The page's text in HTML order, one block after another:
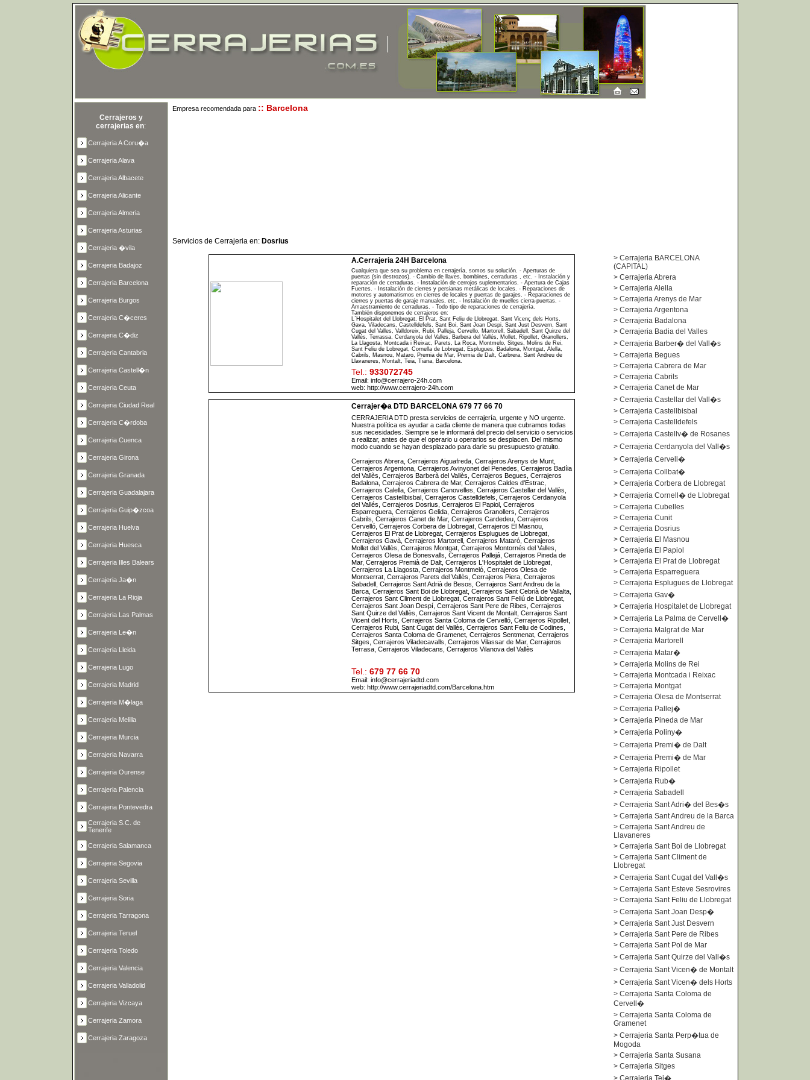
Cerrajeros y
cerrajerias en:
Cerrajeria A Coru�a
Cerrajeria Alava
Cerrajeria Albacete
Cerrajeria Alicante
Cerrajeria Almeria
Cerrajeria Asturias
Cerrajeria �vila
Cerrajeria Badajoz
Cerrajeria Barcelona
Cerrajeria Burgos
Cerrajeria C�ceres
Cerrajeria C�diz
Cerrajeria Cantabria
Cerrajeria Castell�n
Cerrajeria Ceuta
Cerrajeria Ciudad Real
Cerrajeria C�rdoba
Cerrajeria Cuenca
Cerrajeria Girona
Cerrajeria Granada
Cerrajeria Guadalajara
Cerrajeria Guip�zcoa
Cerrajeria Huelva
Cerrajeria Huesca
Cerrajeria Illes Balears
Cerrajeria Ja�n
Cerrajeria La Rioja
Cerrajeria Las Palmas
Cerrajeria Le�n
Cerrajeria Lleida
Cerrajeria Lugo
Cerrajeria Madrid
Cerrajeria M�laga
Cerrajeria Melilla
Cerrajeria Murcia
Cerrajeria Navarra
Cerrajeria Ourense
Cerrajeria Palencia
Cerrajeria Pontevedra
Cerrajeria S.C. de
Tenerife
Cerrajeria Salamanca
Cerrajeria Segovia
Cerrajeria Sevilla
Cerrajeria Soria
Cerrajeria Tarragona
Cerrajeria Teruel
Cerrajeria Toledo
Cerrajeria Valencia
Cerrajeria Valladolid
Cerrajeria Vizcaya
Cerrajeria Zamora
Cerrajeria Zaragoza
Empresa recomendada para :: Barcelona
Servicios de Cerrajeria en: Dosrius
A.Cerrajeria 24H Barcelona
Cualquiera que sea su problema en cerrajería, somos su solución. - Aperturas de
puertas (sin destrozos). - Cambio de llaves, bombines, cerraduras , etc. - Instalación y
reparación de cerraduras. - Instalación de cerrojos suplementarios. - Apertura de Cajas
Fuertes. - Instalación de cierres y persianas metálicas de locales. - Reparaciones de
motores y automatismos en cierres de locales y puertas de garajes. - Reparaciones de
cierres y puertas de garaje manuales, etc. - Instalación de muelles cierra-puertas. -
Amaestramiento de cerraduras. - Todo tipo de reparaciones de cerrajería.
También disponemos de cerrajeros en:
L`Hospitalet del Llobregat, El Prat, Sant Feliu de Llobregat, Sant Vicenç dels Horts,
Gava, Viladecans, Castelldefels, Sant Boi, Sant Joan Despi, Sant Just Desvern, Sant
Cugat del Valles, Valldoreix, Rubi, Palleja, Cervello, Martorell, Sabadell, Sant Quirze del
Vallés, Terrassa, Cerdanyola del Valles, Barbera del Vallés, Mollet, Ripollet, Granollers,
La Llagosta, Montcada i Reixac, Parets, La Roca, Montmelo, Sitges, Molins de Rei,
Sant Feliu de Lobregat, Cornella de Lobregat, Esplugues, Badalona, Montgat, Alella,
Cabrils, Masnou, Mataro, Premia de Mar, Premia de Dalt, Carbrera, Sant Andreu de
Llavaneres, Montalt, Teia, Tiana, Barcelona.
Tel.: 933072745
Email: info@cerrajero-24h.com
web: http://www.cerrajero-24h.com
Cerrajer�a DTD BARCELONA 679 77 66 70
CERRAJERIA DTD presta servicios de cerrajería, urgente y NO urgente.
Nuestra política es ayudar a cada cliente de manera que cubramos todas
sus necesidades. Siempre se le informará del precio del servicio o servicios
a realizar, antes de que el operario u operarios se desplacen. Del mismo
modo cuando se hayan desplazado para darle su presupuesto gratuito.
Cerrajeros Abrera, Cerrajeros Aiguafreda, Cerrajeros Arenys de Munt,
Cerrajeros Argentona, Cerrajeros Avinyonet del Penedes, Cerrajeros Badíia
del Vallès, Cerrajeros Barberà del Vallès, Cerrajeros Begues, Cerrajeros
Badalona, Cerrajeros Cabrera de Mar, Cerrajeros Caldes d'Estrac,
Cerrajeros Calella, Cerrajeros Canovelles, Cerrajeros Castellar del Vallès,
Cerrajeros Castellbisbal, Cerrajeros Castelldefels, Cerrajeros Cerdanyola
del Vallés, Cerrajeros Dosrius, Cerrajeros El Papiol, Cerrajeros
Esparreguera, Cerrajeros Gelida, Cerrajeros Granollers, Cerrajeros
Cabrils, Cerrajeros Canet de Mar, Cerrajeros Cardedeu, Cerrajeros
Cervelló, Cerrajeros Corbera de Llobregat, Cerrajeros El Masnou,
Cerrajeros El Prat de Llobregat, Cerrajeros Esplugues de Llobregat,
Cerrajeros Gavà, Cerrajeros Martorell, Cerrajeros Mataró, Cerrajeros
Mollet del Vallès, Cerrajeros Montgat, Cerrajeros Montornés del Valles,
Cerrajeros Olesa de Bonesvalls, Cerrajeros Pallejá, Cerrajeros Pineda de
Mar, Cerrajeros Premià de Dalt, Cerrajeros L'Hospitalet de Llobregat,
Cerrajeros La Llagosta, Cerrajeros Montmeló, Cerrajeros Olesa de
Montserrat, Cerrajeros Parets del Vallès, Cerrajeros Piera, Cerrajeros
Sabadell, Cerrajeros Sant Adrià de Besos, Cerrajeros Sant Andreu de la
Barca, Cerrajeros Sant Boi de Llobregat, Cerrajeros Sant Cebrià de Vallalta,
Cerrajeros Sant Climent de Llobregat, Cerrajeros Sant Feliú de Llobregat,
Cerrajeros Sant Joan Despí, Cerrajeros Sant Pere de Ribes, Cerrajeros
Sant Quirze del Vallès, Cerrajeros Sant Vicent de Montalt, Cerrajeros Sant
Vicent del Horts, Cerrajeros Santa Coloma de Cervelló, Cerrajeros Ripollet,
Cerrajeros Rubi, Sant Cugat del Vallès, Cerrajeros Sant Feliu de Codines,
Cerrajeros Santa Coloma de Gramenet, Cerrajeros Sentmenat, Cerrajeros
Sitges, Cerrajeros Viladecavalls, Cerrajeros Vilassar de Mar, Cerrajeros
Terrasa, Cerrajeros Viladecans, Cerrajeros Vilanova del Vallès
Tel.: 679 77 66 70
Email: info@cerrajeriadtd.com
web: http://www.cerrajeriadtd.com/Barcelona.htm
> Cerrajeria BARCELONA
(CAPITAL)
> Cerrajeria Abrera
> Cerrajeria Alella
> Cerrajeria Arenys de Mar
> Cerrajeria Argentona
> Cerrajeria Badalona
> Cerrajeria Badia del Valles
> Cerrajeria Barber� del Vall�s
> Cerrajeria Begues
> Cerrajeria Cabrera de Mar
> Cerrajeria Cabrils
> Cerrajeria Canet de Mar
> Cerrajeria Castellar del Vall�s
> Cerrajeria Castellbisbal
> Cerrajeria Castelldefels
> Cerrajeria Castellv� de Rosanes
> Cerrajeria Cerdanyola del Vall�s
> Cerrajeria Cervell�
> Cerrajeria Collbat�
> Cerrajeria Corbera de Llobregat
> Cerrajeria Cornell� de Llobregat
> Cerrajeria Cubelles
> Cerrajeria Cunit
> Cerrajeria Dosrius
> Cerrajeria El Masnou
> Cerrajeria El Papiol
> Cerrajeria El Prat de Llobregat
> Cerrajeria Esparreguera
> Cerrajeria Esplugues de Llobregat
> Cerrajeria Gav�
> Cerrajeria Hospitalet de Llobregat
> Cerrajeria La Palma de Cervell�
> Cerrajeria Malgrat de Mar
> Cerrajeria Martorell
> Cerrajeria Matar�
> Cerrajeria Molins de Rei
> Cerrajeria Montcada i Reixac
> Cerrajeria Montgat
> Cerrajeria Olesa de Montserrat
> Cerrajeria Pallej�
> Cerrajeria Pineda de Mar
> Cerrajeria Poliny�
> Cerrajeria Premi� de Dalt
> Cerrajeria Premi� de Mar
> Cerrajeria Ripollet
> Cerrajeria Rub�
> Cerrajeria Sabadell
> Cerrajeria Sant Adri� del Bes�s
> Cerrajeria Sant Andreu de la Barca
> Cerrajeria Sant Andreu de
Llavaneres
> Cerrajeria Sant Boi de Llobregat
> Cerrajeria Sant Climent de
Llobregat
> Cerrajeria Sant Cugat del Vall�s
> Cerrajeria Sant Esteve Sesrovires
> Cerrajeria Sant Feliu de Llobregat
> Cerrajeria Sant Joan Desp�
> Cerrajeria Sant Just Desvern
> Cerrajeria Sant Pere de Ribes
> Cerrajeria Sant Pol de Mar
> Cerrajeria Sant Quirze del Vall�s
> Cerrajeria Sant Vicen� de Montalt
> Cerrajeria Sant Vicen� dels Horts
> Cerrajeria Santa Coloma de
Cervell�
> Cerrajeria Santa Coloma de
Gramenet
> Cerrajeria Santa Perp�tua de
Mogoda
> Cerrajeria Santa Susana
> Cerrajeria Sitges
> Cerrajeria Tei�